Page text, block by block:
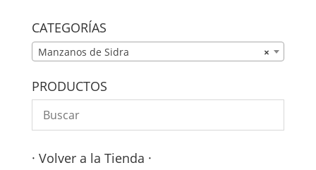
CATEGORÍAS
×
Manzanos de Sidra
PRODUCTOS
· Volver a la Tienda ·